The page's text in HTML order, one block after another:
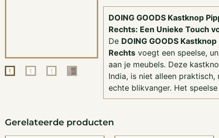
DOING GOODS Kastknop
Rechts: Een Unieke Touch
De DOING GOODS
Rechtsvoegt een speelse,
aan je meubels. Deze
India, is niet alleen praktisch,
echte blikvanger. Het
Gerelateerde producten